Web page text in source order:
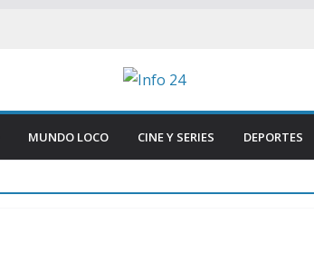
MUNDO LOCO CINE Y SERIES DEPORTES